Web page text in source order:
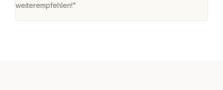
weiterempfehlen!"